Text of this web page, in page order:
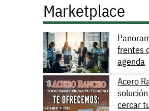
Marketplace
frentes
agenda
Acero
cercar